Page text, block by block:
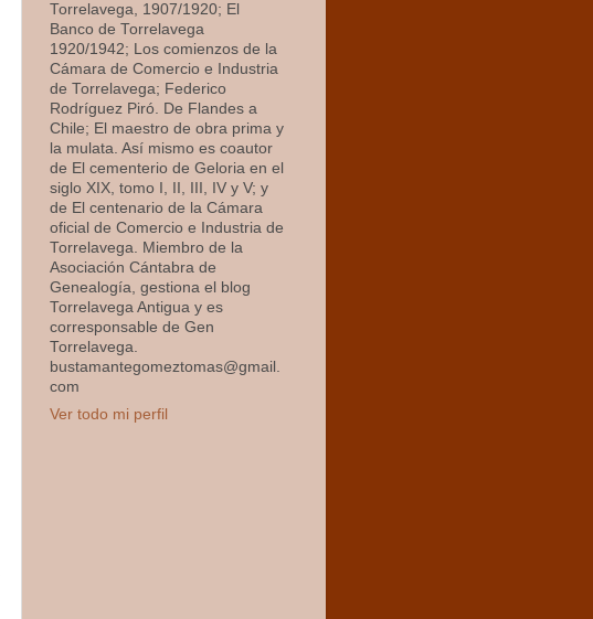
Torrelavega, 1907/1920; El
Banco de Torrelavega
1920/1942; Los comienzos de la
Cámara de Comercio e Industria
de Torrelavega; Federico
Rodríguez Piró. De Flandes a
Chile; El maestro de obra prima y
la mulata. Así mismo es coautor
de El cementerio de Geloria en el
siglo XIX, tomo I, II, III, IV y V; y
de El centenario de la Cámara
oficial de Comercio e Industria de
Torrelavega. Miembro de la
Asociación Cántabra de
Genealogía, gestiona el blog
Torrelavega Antigua y es
corresponsable de Gen
Torrelavega.
bustamantegomeztomas@gmail.
com
Ver todo mi perfil